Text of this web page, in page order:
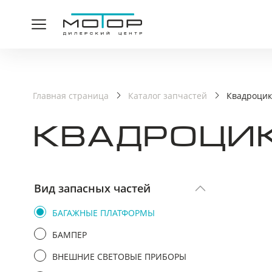
Главная страница Каталог запчастей
Вид запасных частей
БАГАЖНЫЕ ПЛАТФОРМЫ
БАМПЕР
ВНЕШНИЕ СВЕТОВЫЕ ПРИБОРЫ
Ваша заявка